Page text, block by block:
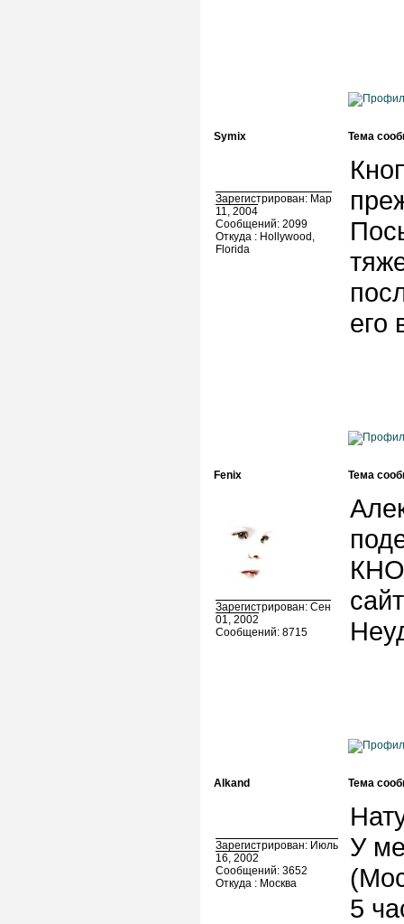
Symix Тема
Зарегистрирован: Мар
11, 2004
Сообщений: 2099
Откуда : Hollywood,
Florida
его
Fenix Тема
Зарегистрирован: Сен
01, 2002
Сообщений: 8715
Alkand Тема
Зарегистрирован: Июль
16, 2002
Сообщений: 3652
Откуда : Москва
У
5